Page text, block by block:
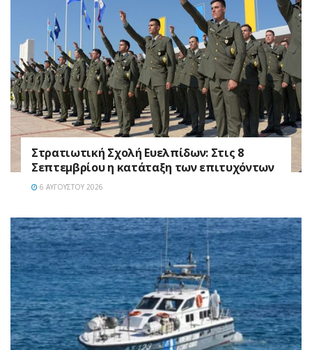
Στρατιωτική Σχολή Ευελπίδων: Στις 8
Σεπτεμβρίου η κατάταξη των επιτυχόντων
6 ΑΥΓΟΎΣΤΟΥ 2026